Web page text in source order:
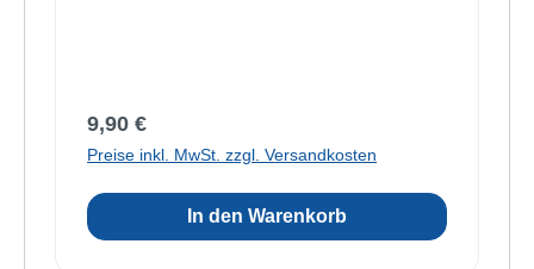
Regulärer Preis:
9,90 €
Preise inkl. MwSt. zzgl. Versandkosten
In den Warenkorb